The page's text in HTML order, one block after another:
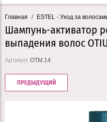
Главная / ESTEL - Уход за
Шампунь-активатор
выпадения волос
Артикул: OTM.14
ПРЕДЫДУЩИЙ